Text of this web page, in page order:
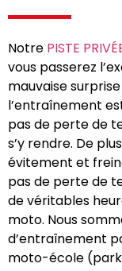
Notre PISTE
vous passerez
mauvaise
l’entraînement
pas de perte de
s’y rendre. De
évitement et
pas de perte de
de véritables
moto. Nous
d’entraînement
moto-école